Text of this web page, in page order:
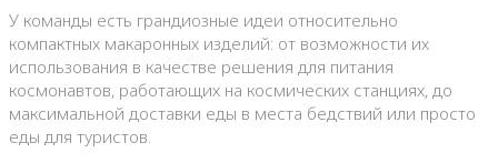
У команды есть грандиозные идеи относительно
компактных макаронных изделий: от возможности их
использования в качестве решения для питания
космонавтов, работающих на космических станциях, до
максимальной доставки еды в места бедствий или просто
еды для туристов.